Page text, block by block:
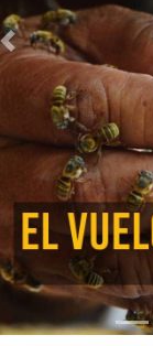
Previous